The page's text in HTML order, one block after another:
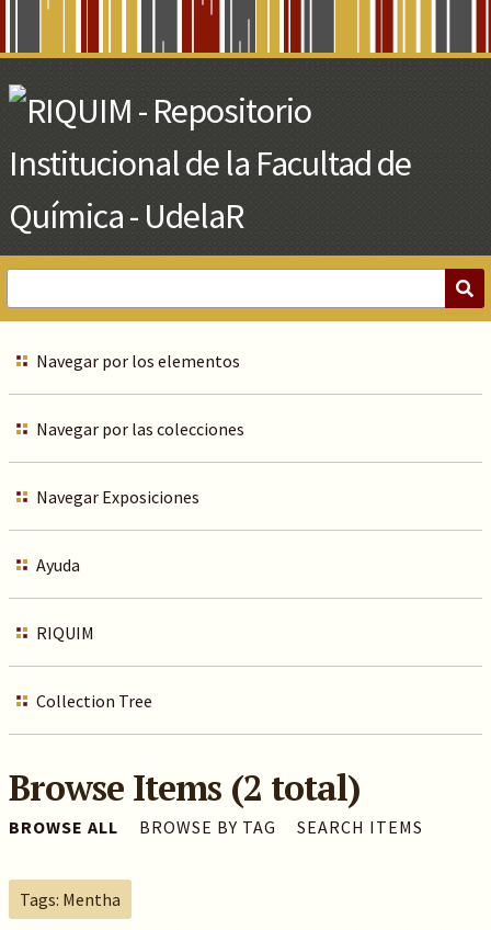
Main
Content
Navegar por los elementos
Navegar por las colecciones
Navegar Exposiciones
Ayuda
RIQUIM
Collection Tree
Browse Items (2 total)
BROWSE ALL BROWSE BY TAG SEARCH ITEMS
Tags: Mentha